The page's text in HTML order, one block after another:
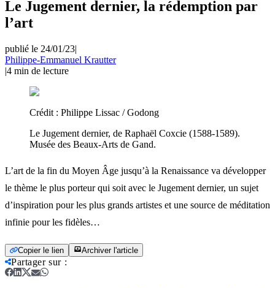
Le Jugement dernier, la rédemption par
l’art
publié le 24/01/23|
Philippe-Emmanuel Krautter
|4 min de lecture
Crédit : Philippe Lissac / Godong
Le Jugement dernier, de Raphaël Coxcie (1588-1589).
Musée des Beaux-Arts de Gand.
L’art de la fin du Moyen Âge jusqu’à la Renaissance va développer
le thème le plus porteur qui soit avec le Jugement dernier, un sujet
d’inspiration pour les plus grands artistes et une source de méditation
infinie pour les fidèles…
Copier le lien Archiver l'article
Partager sur: